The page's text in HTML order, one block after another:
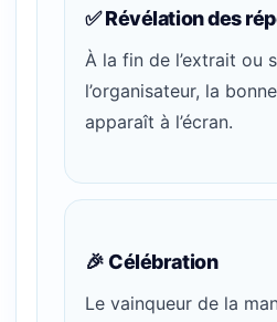
✅ Révélation des
À la fin de l’extrait ou
l’organisateur, la
apparaît à l’écran.
🎉 Célébration
Le vainqueur de la